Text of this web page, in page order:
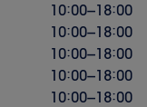
10:00–18:00
10:00–18:00
10:00–18:00
10:00–18:00
10:00–18:00